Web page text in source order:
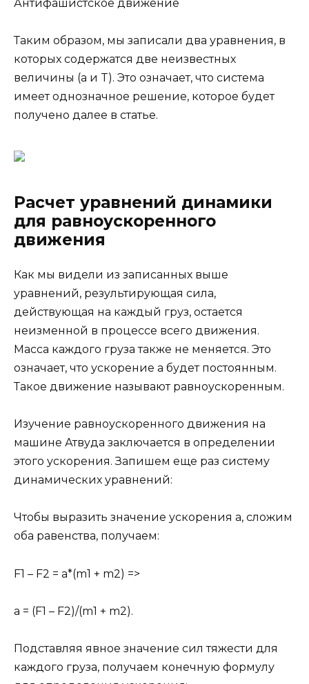
Антифашистское движение
Таким образом, мы записали два уравнения, в
которых содержатся две неизвестных
величины (a и T). Это означает, что система
имеет однозначное решение, которое будет
получено далее в статье.
Расчет уравнений динамики
для равноускоренного
движения
Как мы видели из записанных выше
уравнений, результирующая сила,
действующая на каждый груз, остается
неизменной в процессе всего движения.
Масса каждого груза также не меняется. Это
означает, что ускорение a будет постоянным.
Такое движение называют равноускоренным.
Изучение равноускоренного движения на
машине Атвуда заключается в определении
этого ускорения. Запишем еще раз систему
динамических уравнений:
Чтобы выразить значение ускорения a, сложим
оба равенства, получаем:
F1 – F2 = a*(m1 + m2) =>
a = (F1 – F2)/(m1 + m2).
Подставляя явное значение сил тяжести для
каждого груза, получаем конечную формулу